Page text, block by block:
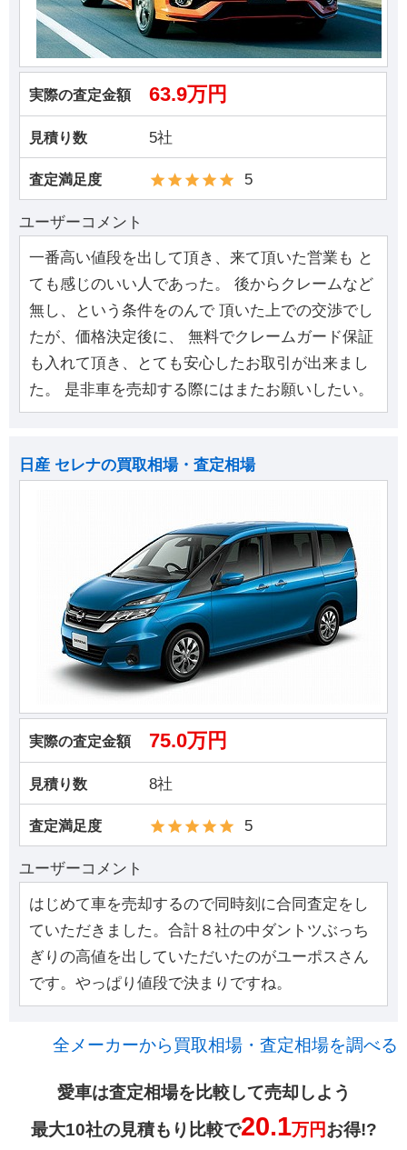
実際の査定金額 63.9万円
見積り数 5社
査定満足度 5
ユーザーコメント
一番高い値段を出して頂き、来て頂いた営業も と
ても感じのいい人であった。 後からクレームなど
無し、という条件をのんで 頂いた上での交渉でし
たが、価格決定後に、 無料でクレームガード保証
も入れて頂き、とても安心したお取引が出来まし
た。 是非車を売却する際にはまたお願いしたい。
日産 セレナの買取相場・査定相場
実際の査定金額 75.0万円
見積り数 8社
査定満足度 5
ユーザーコメント
はじめて車を売却するので同時刻に合同査定をし
ていただきました。合計８社の中ダントツぶっち
ぎりの高値を出していただいたのがユーポスさん
です。やっぱり値段で決まりですね。
全メーカーから買取相場・査定相場を調べる
愛車は査定相場を比較して売却しよう
最大10社の見積もり比較で20.1万円お得!?